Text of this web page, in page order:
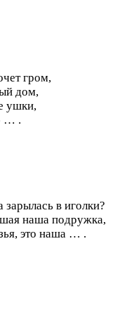
гром,
дом,
ушки,
… .
зарылась в иголки?
наша подружка,
это наша … .